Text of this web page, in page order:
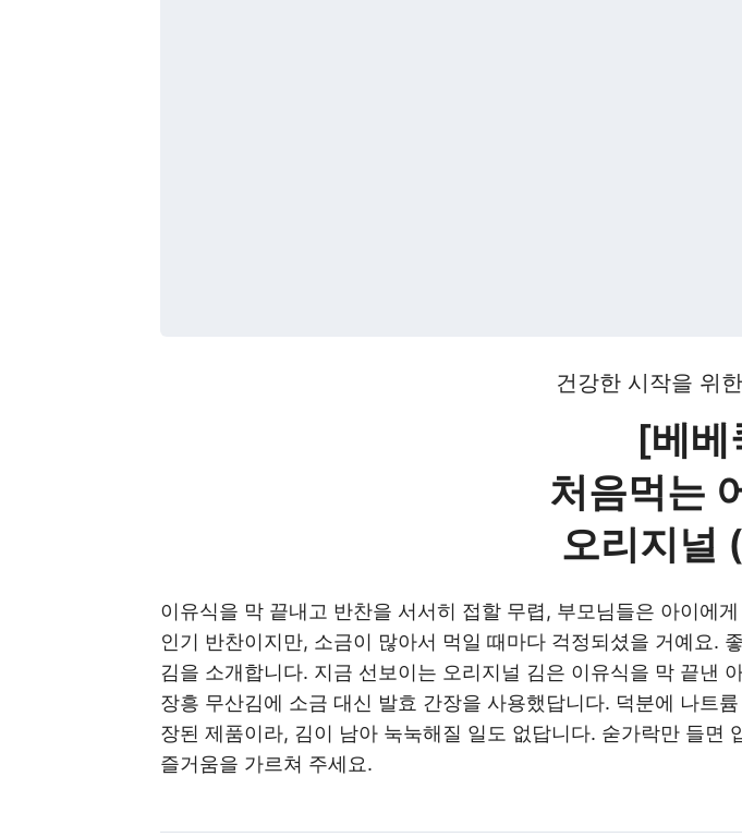
건강한 시작을 위
[베베
처음먹는
오리지널 (
이유식을 막 끝내고 반찬을 서서히 접할 무렵, 부모님들은 아이에
인기 반찬이지만, 소금이 많아서 먹일 때마다 걱정되셨을 거예요.
김을 소개합니다. 지금 선보이는 오리지널 김은 이유식을 막 끝낸
장흥 무산김에 소금 대신 발효 간장을 사용했답니다. 덕분에 나트
장된 제품이라, 김이 남아 눅눅해질 일도 없답니다. 숟가락만 들면
즐거움을 가르쳐 주세요.